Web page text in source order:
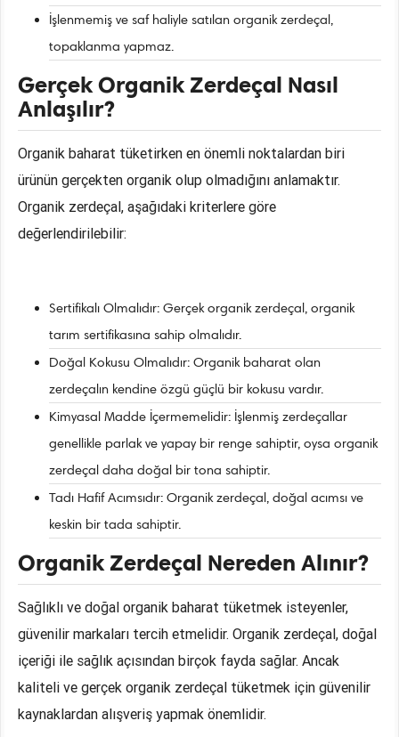
İşlenmemiş ve saf haliyle satılan organik zerdeçal,
topaklanma yapmaz.
Gerçek Organik Zerdeçal Nasıl
Anlaşılır?
Organik baharat tüketirken en önemli noktalardan biri
ürünün gerçekten organik olup olmadığını anlamaktır.
Organik zerdeçal, aşağıdaki kriterlere göre
değerlendirilebilir:
Sertifikalı Olmalıdır: Gerçek organik zerdeçal, organik
tarım sertifikasına sahip olmalıdır.
Doğal Kokusu Olmalıdır: Organik baharat olan
zerdeçalın kendine özgü güçlü bir kokusu vardır.
Kimyasal Madde İçermemelidir: İşlenmiş zerdeçallar
genellikle parlak ve yapay bir renge sahiptir, oysa organik
zerdeçal daha doğal bir tona sahiptir.
Tadı Hafif Acımsıdır: Organik zerdeçal, doğal acımsı ve
keskin bir tada sahiptir.
Organik Zerdeçal Nereden Alınır?
Sağlıklı ve doğal organik baharat tüketmek isteyenler,
güvenilir markaları tercih etmelidir. Organik zerdeçal, doğal
içeriği ile sağlık açısından birçok fayda sağlar. Ancak
kaliteli ve gerçek organik zerdeçal tüketmek için güvenilir
kaynaklardan alışveriş yapmak önemlidir.